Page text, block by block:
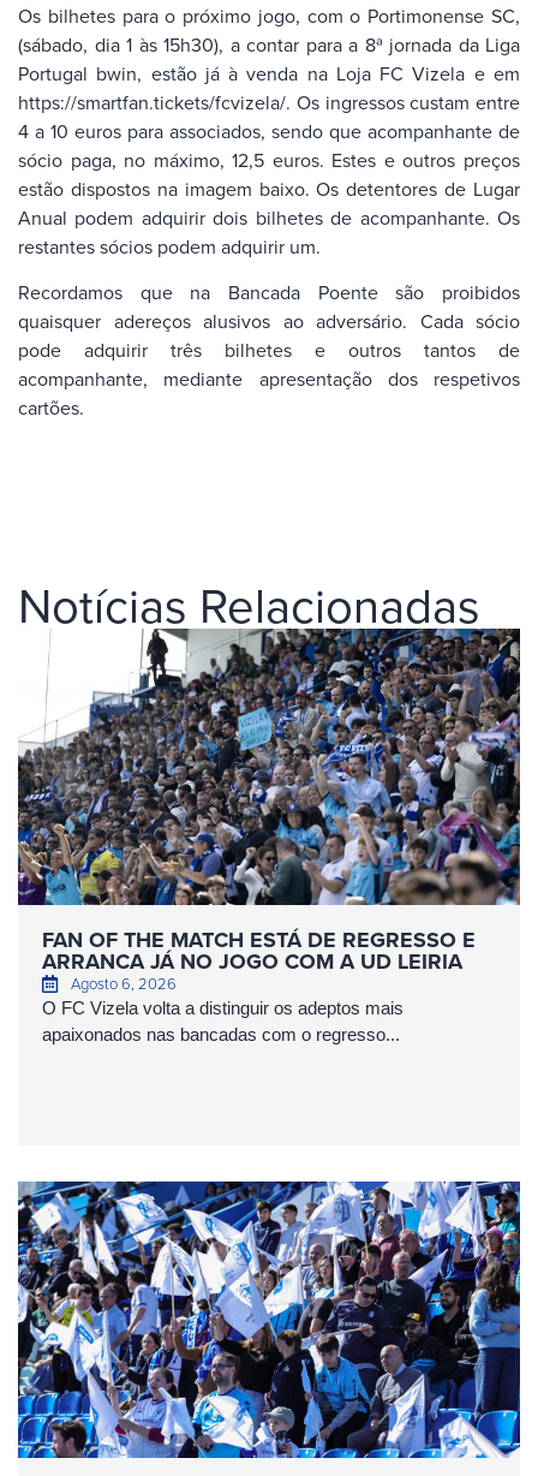
Os bilhetes para o próximo jogo, com o Portimonense SC,
(sábado, dia 1 às 15h30), a contar para a 8ª jornada da Liga
Portugal bwin, estão já à venda na Loja FC Vizela e em
https://smartfan.tickets/fcvizela/. Os ingressos custam entre
4 a 10 euros para associados, sendo que acompanhante de
sócio paga, no máximo, 12,5 euros. Estes e outros preços
estão dispostos na imagem baixo. Os detentores de Lugar
Anual podem adquirir dois bilhetes de acompanhante. Os
restantes sócios podem adquirir um.
Recordamos que na Bancada Poente são proibidos
quaisquer adereços alusivos ao adversário. Cada sócio
pode adquirir três bilhetes e outros tantos de
acompanhante, mediante apresentação dos respetivos
cartões.
Notícias Relacionadas
FAN OF THE MATCH ESTÁ DE REGRESSO E
ARRANCA JÁ NO JOGO COM A UD LEIRIA
Agosto 6, 2026
O FC Vizela volta a distinguir os adeptos mais
apaixonados nas bancadas com o regresso...